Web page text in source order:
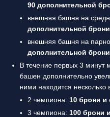
90 дополнительной
внешняя башня на
дополнительной
внешняя башня на
дополнительной
В течение первых 3 минут
башен дополнительно
ними находится несколько
2 чемпиона: 10 брони и
3 чемпиона: 100 брони